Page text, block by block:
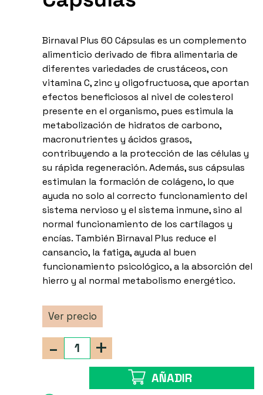
Birnaval Plus 60 Cápsulas es un complemento
alimenticio derivado de fibra alimentaria de
diferentes variedades de crustáceos, con
vitamina C, zinc y oligofructuosa, que aportan
efectos beneficiosos al nivel de colesterol
presente en el organismo, pues estimula la
metabolización de hidratos de carbono,
macronutrientes y ácidos grasos,
contribuyendo a la protección de las células y
su rápida regeneración. Además, sus cápsulas
estimulan la formación de colágeno, lo que
ayuda no solo al correcto funcionamiento del
sistema nervioso y el sistema inmune, sino al
normal funcionamiento de los cartílagos y
encías. También Birnaval Plus reduce el
cansancio, la fatiga, ayuda al buen
funcionamiento psicológico, a la absorción del
hierro y al normal metabolismo energético.
Ver precio
+
-
AÑADIR